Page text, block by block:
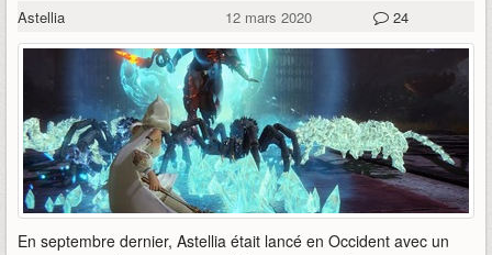
Astellia 12 mars 2020 24
En septembre dernier, Astellia était lancé en Occident avec un